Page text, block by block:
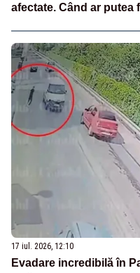
afectate. Când ar putea
17 iul. 2026, 12:10
Evadare incredibilă în